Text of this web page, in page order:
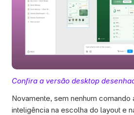
Confira a versão desktop
Novamente, sem nenhum comando
inteligência na escolha do layout e